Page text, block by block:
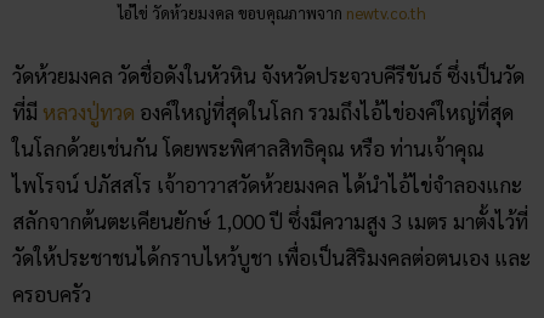
ไอ้ไข่ วัดห้วยมงคล ขอบคุณภาพจาก newtv.co.th
วัดห้วยมงคล วัดชื่อดังในหัวหิน จังหวัดประจวบคีรีขันธ์ ซึ่งเป็นวัด
ที่มี หลวงปู่ทวด องค์ใหญ่ที่สุดในโลก รวมถึงไอ้ไข่องค์ใหญ่ที่สุด
ในโลกด้วยเช่นกัน โดยพระพิศาลสิทธิคุณ หรือ ท่านเจ้าคุณ
ไพโรจน์ ปภัสสโร เจ้าอาวาสวัดห้วยมงคล ได้นำไอ้ไข่จำลองแกะ
สลักจากต้นตะเคียนยักษ์ 1,000 ปี ซึ่งมีความสูง 3 เมตร มาตั้งไว้ที่
วัดให้ประชาชนได้กราบไหว้บูชา เพื่อเป็นสิริมงคลต่อตนเอง และ
ครอบครัว